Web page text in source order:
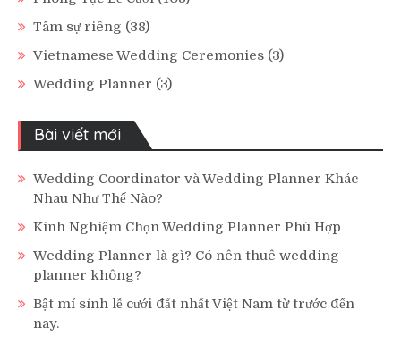
Tâm sự riêng (38)
Vietnamese Wedding Ceremonies (3)
Wedding Planner (3)
Bài viết mới
Wedding Coordinator và Wedding Planner Khác
Nhau Như Thế Nào?
Kinh Nghiệm Chọn Wedding Planner Phù Hợp
Wedding Planner là gì? Có nên thuê wedding
planner không?
Bật mí sính lễ cưới đắt nhất Việt Nam từ trước đến
nay.